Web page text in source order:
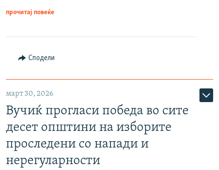
прочитај повеќе
Сподели
март 30, 2026
Вучиќ прогласи победа во сите
десет општини на изборите
проследени со напади и
нерегуларности